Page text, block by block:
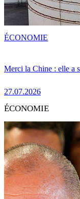
Merci la Chine : elle a
27.07.2026
ÉCONOMIE
ÉCONOMIE